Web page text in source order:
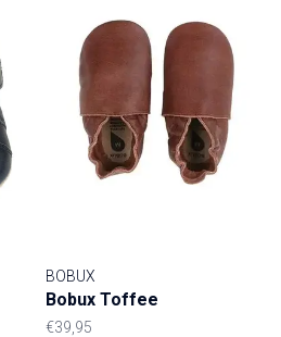
BOBUX
Bobux Toffee
€39,95